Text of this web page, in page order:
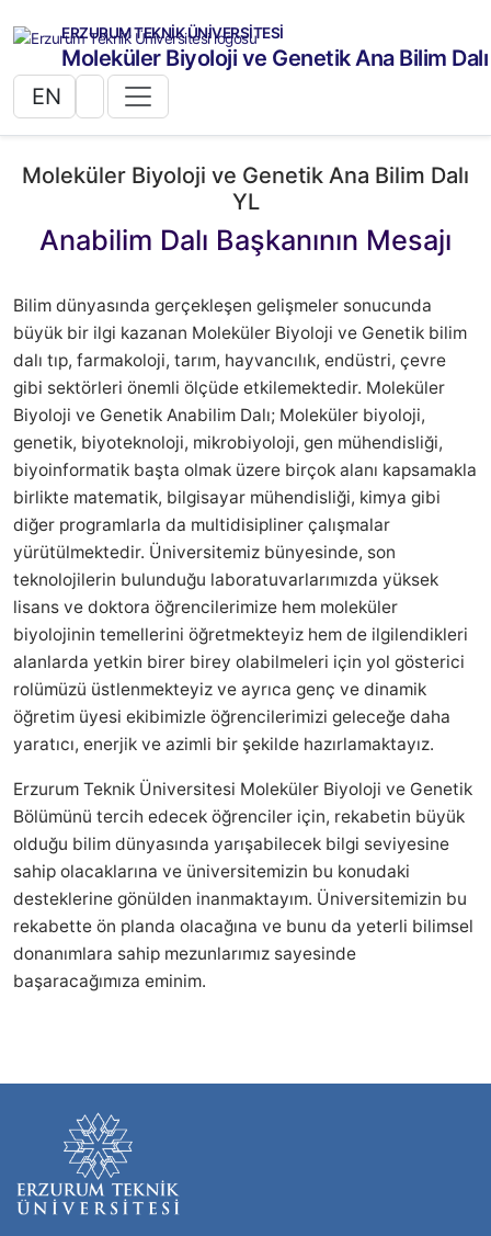
ERZURUM TEKNİK ÜNİVERSİTESİ
Moleküler Biyoloji ve Genetik Ana Bilim
EN
Moleküler Biyoloji ve Genetik Ana Bilim Dalı
YL
Anabilim Dalı Başkanının Mesajı
Bilim dünyasında gerçekleşen gelişmeler sonucunda
büyük bir ilgi kazanan Moleküler Biyoloji ve Genetik bilim
dalı tıp, farmakoloji, tarım, hayvancılık, endüstri, çevre
gibi sektörleri önemli ölçüde etkilemektedir. Moleküler
Biyoloji ve Genetik Anabilim Dalı; Moleküler biyoloji,
genetik, biyoteknoloji, mikrobiyoloji, gen mühendisliği,
biyoinformatik başta olmak üzere birçok alanı kapsamakla
birlikte matematik, bilgisayar mühendisliği, kimya gibi
diğer programlarla da multidisipliner çalışmalar
yürütülmektedir. Üniversitemiz bünyesinde, son
teknolojilerin bulunduğu laboratuvarlarımızda yüksek
lisans ve doktora öğrencilerimize hem moleküler
biyolojinin temellerini öğretmekteyiz hem de ilgilendikleri
alanlarda yetkin birer birey olabilmeleri için yol gösterici
rolümüzü üstlenmekteyiz ve ayrıca genç ve dinamik
öğretim üyesi ekibimizle öğrencilerimizi geleceğe daha
yaratıcı, enerjik ve azimli bir şekilde hazırlamaktayız.
Erzurum Teknik Üniversitesi Moleküler Biyoloji ve Genetik
Bölümünü tercih edecek öğrenciler için, rekabetin büyük
olduğu bilim dünyasında yarışabilecek bilgi seviyesine
sahip olacaklarına ve üniversitemizin bu konudaki
desteklerine gönülden inanmaktayım. Üniversitemizin bu
rekabette ön planda olacağına ve bunu da yeterli bilimsel
donanımlara sahip mezunlarımız sayesinde
başaracağımıza eminim.